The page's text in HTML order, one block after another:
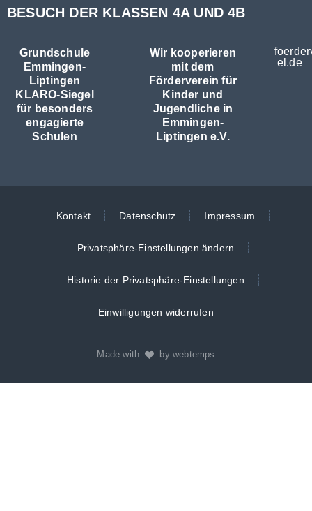
BESUCH DER KLASSEN 4A UND 4B
Grundschule
Emmingen-
Liptingen
KLARO-Siegel
für besonders
engagierte
Schulen
Wir kooperieren
mit dem
Förderverein für
Kinder und
Jugendliche in
Emmingen-
Liptingen e.V.
el.de
Kontakt Datenschutz Impressum
Privatsphäre-Einstellungen ändern
Historie der Privatsphäre-Einstellungen
Einwilligungen widerrufen
Made with by webtemps